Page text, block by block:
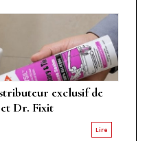
exclusif de
Dr. Fixit
Lire